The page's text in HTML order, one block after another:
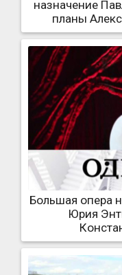
назначение
планы
Большая опера
Юрия